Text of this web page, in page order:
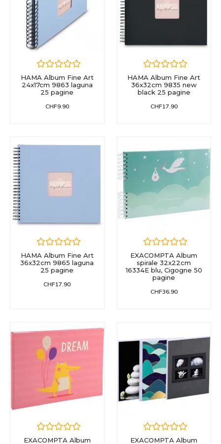
HAMA Album Fine Art
24x17cm 9863 laguna
25 pagine
CHF9.90
HAMA Album Fine Art
36x32cm 9835 new
black 25 pagine
CHF17.90
HAMA Album Fine Art
36x32cm 9865 laguna
25 pagine
CHF17.90
EXACOMPTA Album
spirale 32x22cm
16334E blu, Cigogne 50
pagine
CHF36.90
EXACOMPTA Album
EXACOMPTA Album